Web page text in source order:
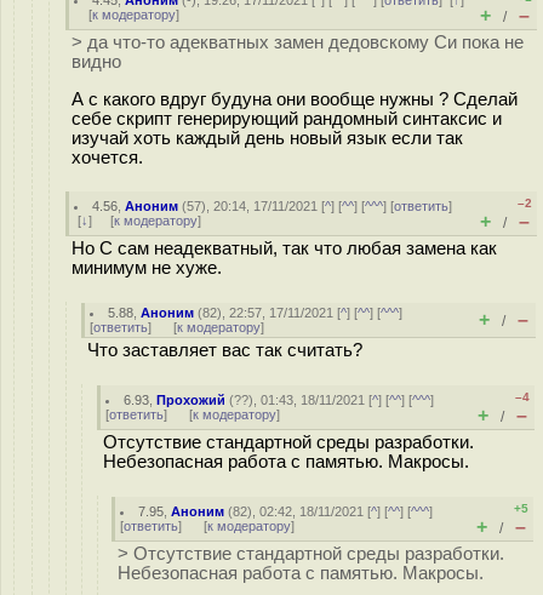
[к модератору] + / –
> да что-то адекватных замен дедовскому Си пока не
видно
А с какого вдруг будуна они вообще нужны ? Сделай
себе скрипт генерирующий рандомный синтаксис и
изучай хоть каждый день новый язык если так
хочется.
4.56 ,Аноним (57), 20:14, 17/11/2021 [^] [^^] [^^^] [ответить]
[↓] [к модератору]
–2
+ / –
Но C сам неадекватный, так что любая замена как
минимум не хуже.
5.88 ,Аноним (82), 22:57, 17/11/2021 [^] [^^] [^^^]
[ответить] [к модератору] + / –
Что заставляет вас так считать?
6.93 ,Прохожий (??), 01:43, 18/11/2021 [^] [^^] [^^^]
[ответить] [к модератору]
–4
+ / –
Отсутствие стандартной среды разработки.
Небезопасная работа с памятью. Макросы.
7.95 ,Аноним (82), 02:42, 18/11/2021 [^] [^^] [^^^]
[ответить] [к модератору]
+5
+ / –
> Отсутствие стандартной среды разработки.
Небезопасная работа с памятью. Макросы.